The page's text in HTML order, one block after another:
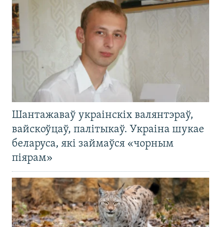
Шантажаваў украінскіх валянтэраў,
вайскоўцаў, палітыкаў. Украіна шукае
беларуса, які займаўся «чорным
піярам»